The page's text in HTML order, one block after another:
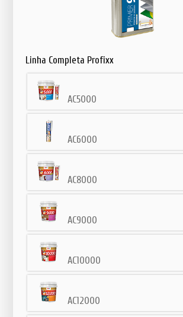
Linha Completa Profixx
AC5000
AC6000
AC8000
AC9000
AC10000
AC12000